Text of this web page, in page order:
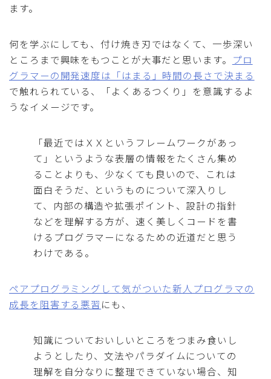
ます。
何を学ぶにしても、付け焼き刃ではなくて、一歩深い
ところまで興味をもつことが大事だと思います。 プロ
グラマーの開発速度は「はまる」時間の長さで決まる
で触れられている、「よくあるつくり」を意識するよ
うなイメージです。
「最近ではＸＸというフレームワークがあっ
て」というような表層の情報をたくさん集め
ることよりも、少なくても良いので、これは
面白そうだ、というものについて深入りし
て、内部の構造や拡張ポイント、設計の指針
などを理解する方が、速く美しくコードを書
けるプログラマーになるための近道だと思う
わけである。
ペアプログラミングして気がついた新人プログラマの
成長を阻害する悪習 にも、
知識についておいしいところをつまみ食いし
ようとしたり、文法やパラダイムについての
理解を自分なりに整理できていない場合、知